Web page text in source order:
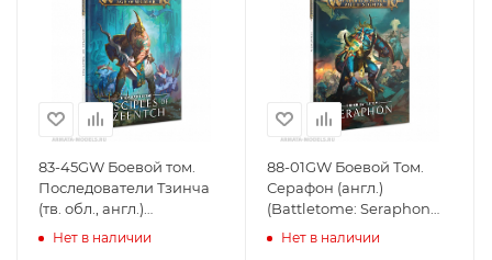
83-45GW Боевой том.
Последователи Тзинча
(тв. обл., англ.)
(Battletome: Disciples of
Нет в наличии
88-01GW Боевой Том.
Серафон (англ.)
(Battletome: Seraphon
(HB, Eng)) Games
Нет в наличии